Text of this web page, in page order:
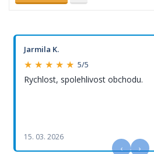
Jarmila K.
★ ★ ★ ★ ★ 5/5
Rychlost, spolehlivost obchodu.
15. 03. 2026
‹ ›